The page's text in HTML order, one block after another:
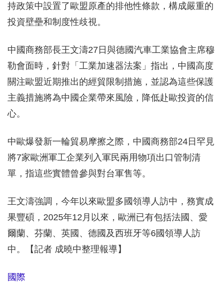
持政策中設置了歐盟原產的排他性條款，構成嚴重的
投資壁壘和制度性歧視。
中國商務部長王文濤27日與德國汽車工業協會主席穆
勒會面時，針對「工業加速器法案」指出，中國高度
關注歐盟近期推出的經貿限制措施，並認為這些保護
主義措施將為中國企業帶來風險，降低赴歐投資的信
心。
中歐爆發新一輪貿易摩擦之際，中國商務部24日罕見
將7家歐洲軍工企業列入軍民兩用物項出口管制清
單，指這些實體曾參與對台軍售等。
王文濤強調，今年以來歐盟多國領導人訪中，務實成
果豐碩，2025年12月以來，歐洲已有包括法國、愛
爾蘭、芬蘭、英國、德國及西班牙等6國領導人訪
中。【記者 成曉中整理報導】
國際